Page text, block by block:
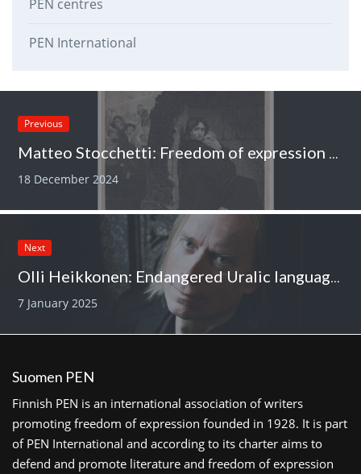
PEN centres
PEN International
Previous
Matteo Stocchetti: Freedom of expression and genocide
18 December 2024
Next
Olli Heikkonen: Endangered Uralic languages
7 January 2025
Suomen PEN
Finnish PEN is an international association of writers
promoting freedom of expression founded in 1928. It is part
of PEN International and according to its charter aims to
defend and promote literature and freedom of expression